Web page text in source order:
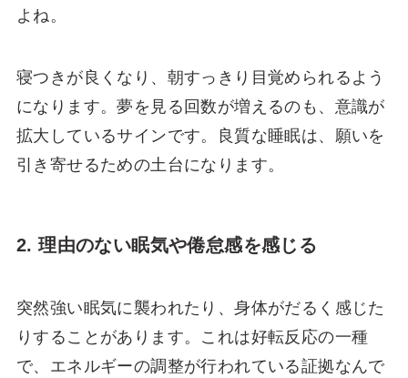
よね。
寝つきが良くなり、朝すっきり目覚められるよう
になります。夢を見る回数が増えるのも、意識が
拡大しているサインです。良質な睡眠は、願いを
引き寄せるための土台になります。
2. 理由のない眠気や倦怠感を感じる
突然強い眠気に襲われたり、身体がだるく感じた
りすることがあります。これは好転反応の一種
で、エネルギーの調整が行われている証拠なんで